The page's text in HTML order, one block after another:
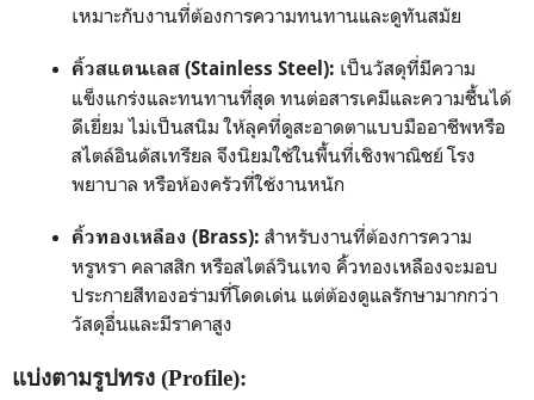
เหมาะกับงานที่ต้องการความทนทานและดูทันสมัย
คิ้วสแตนเลส (Stainless Steel): เป็นวัสดุที่มีความ
แข็งแกร่งและทนทานที่สุด ทนต่อสารเคมีและความชื้นได้
ดีเยี่ยม ไม่เป็นสนิม ให้ลุคที่ดูสะอาดตาแบบมืออาชีพหรือ
สไตล์อินดัสเทรียล จึงนิยมใช้ในพื้นที่เชิงพาณิชย์ โรง
พยาบาล หรือห้องครัวที่ใช้งานหนัก
คิ้วทองเหลือง (Brass): สำหรับงานที่ต้องการความ
หรูหรา คลาสสิก หรือสไตล์วินเทจ คิ้วทองเหลืองจะมอบ
ประกายสีทองอร่ามที่โดดเด่น แต่ต้องดูแลรักษามากกว่า
วัสดุอื่นและมีราคาสูง
แบ่งตามรูปทรง (Profile):